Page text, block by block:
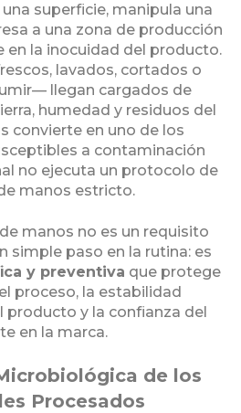
superficie, manipula una
a una zona de producción
en la inocuidad del producto.
lavados, cortados o
llegan cargados de
humedad y residuos del
convierte en uno de los
a contaminación
no ejecuta un protocolo de
manos estricto.
manos no es un requisito
simple paso en la rutina: es
y preventiva que protege
proceso, la estabilidad
producto y la confianza del
en la marca.
de los
Procesados